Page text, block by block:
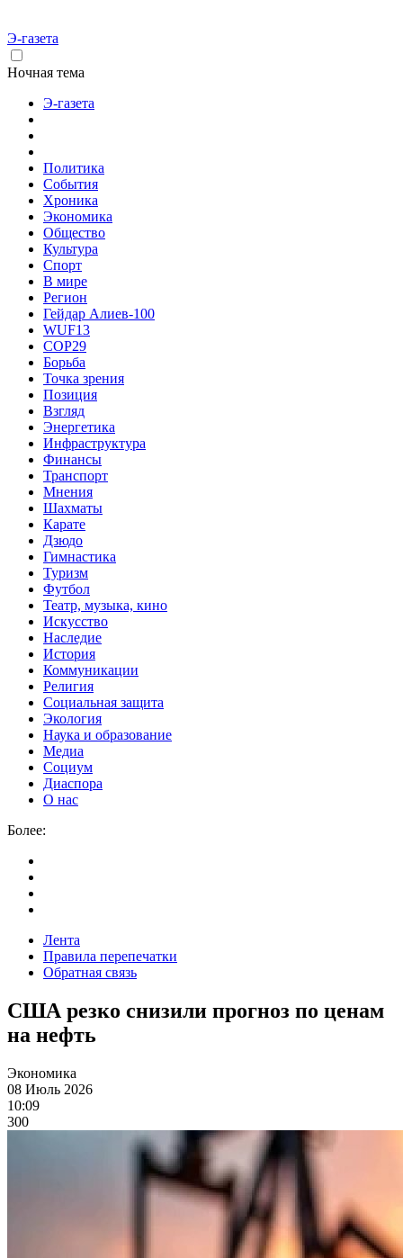
Э-газета
Ночная тема
Э-газета
Политика
События
Хроника
Экономика
Общество
Культура
Спорт
В мире
Регион
Гейдар Алиев-100
WUF13
COP29
Борьба
Точка зрения
Позиция
Взгляд
Энергетика
Инфраструктура
Финансы
Транспорт
Мнения
Шахматы
Карате
Дзюдо
Гимнастика
Туризм
Футбол
Театр, музыка, кино
Искусство
Наследие
История
Коммуникации
Религия
Социальная защита
Экология
Наука и образование
Медиа
Социум
Диаспора
О нас
Более:
Лента
Правила перепечатки
Обратная связь
США резко снизили прогноз по ценам
на нефть
Экономика
08 Июль 2026
10:09
300